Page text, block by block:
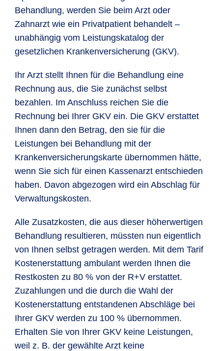
Behandlung, werden Sie beim Arzt oder
Zahnarzt wie ein Privatpatient behandelt –
unabhängig vom Leistungskatalog der
gesetzlichen Krankenversicherung (GKV).
Ihr Arzt stellt Ihnen für die Behandlung eine
Rechnung aus, die Sie zunächst selbst
bezahlen. Im Anschluss reichen Sie die
Rechnung bei Ihrer GKV ein. Die GKV erstattet
Ihnen dann den Betrag, den sie für die
Leistungen bei Behandlung mit der
Krankenversicherungskarte übernommen hätte,
wenn Sie sich für einen Kassenarzt entschieden
haben. Davon abgezogen wird ein Abschlag für
Verwaltungskosten.
Alle Zusatzkosten, die aus dieser höherwertigen
Behandlung resultieren, müssten nun eigentlich
von Ihnen selbst getragen werden. Mit dem Tarif
Kostenerstattung ambulant werden Ihnen die
Restkosten zu 80 % von der R+V erstattet.
Zuzahlungen und die durch die Wahl der
Kostenerstattung entstandenen Abschläge bei
Ihrer GKV werden zu 100 % übernommen.
Erhalten Sie von Ihrer GKV keine Leistungen,
weil z. B. der gewählte Arzt keine